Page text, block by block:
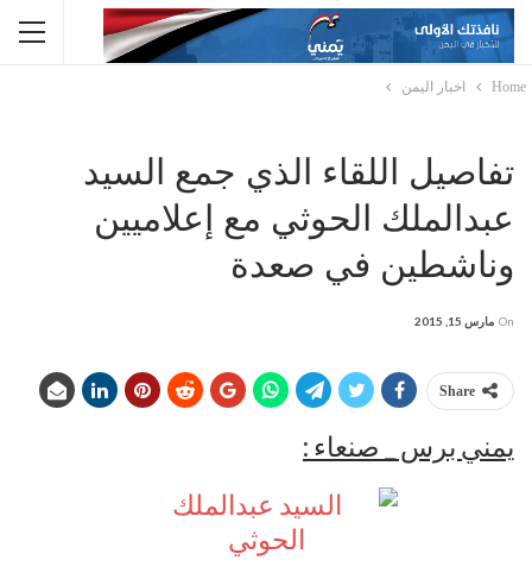
Home اخبار اليمن
تفاصيل اللقاء الذي جمع السيد
عبدالملك الحوثي مع إعلاميين
وناشطين في صعدة
On مارس 15, 2015
Share
يمني برس _ صنعاء :